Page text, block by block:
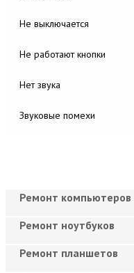
Не выключается
Не работают кнопки
Нет звука
Звуковые помехи
Ремонт компьютеров
Ремонт ноутбуков
Ремонт планшетов